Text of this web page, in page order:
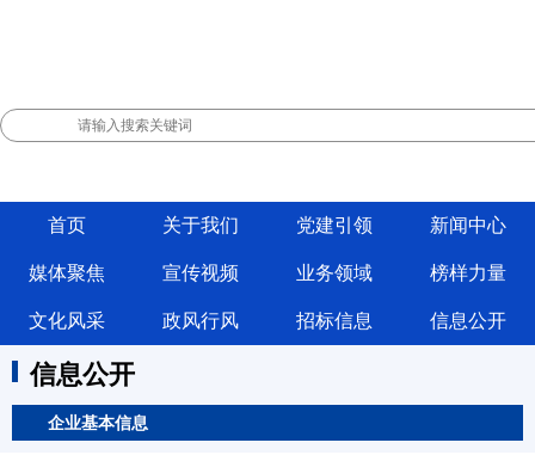
首页 关于我们 党建引领 新闻中心
媒体聚焦 宣传视频 业务领域 榜样力量
文化风采 政风行风 招标信息 信息公开
信息公开
企业基本信息